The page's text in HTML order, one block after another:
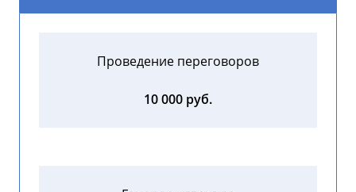
Проведение переговоров
10 000 руб.